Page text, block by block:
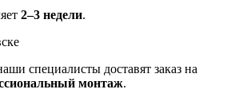
2–3 недели.
специалисты доставят заказ на
монтаж.